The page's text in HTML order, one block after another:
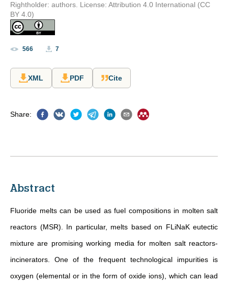
Rightholder: authors. License: Attribution 4.0 International (CC
BY 4.0)
566 7
XML PDF Cite
Share:
Abstract
Fluoride melts can be used as fuel compositions in molten salt
reactors (MSR). In particular, melts based on FLiNaK eutectic
mixture are promising working media for molten salt reactors-
incinerators. One of the frequent technological impurities is
oxygen (elemental or in the form of oxide ions), which can lead